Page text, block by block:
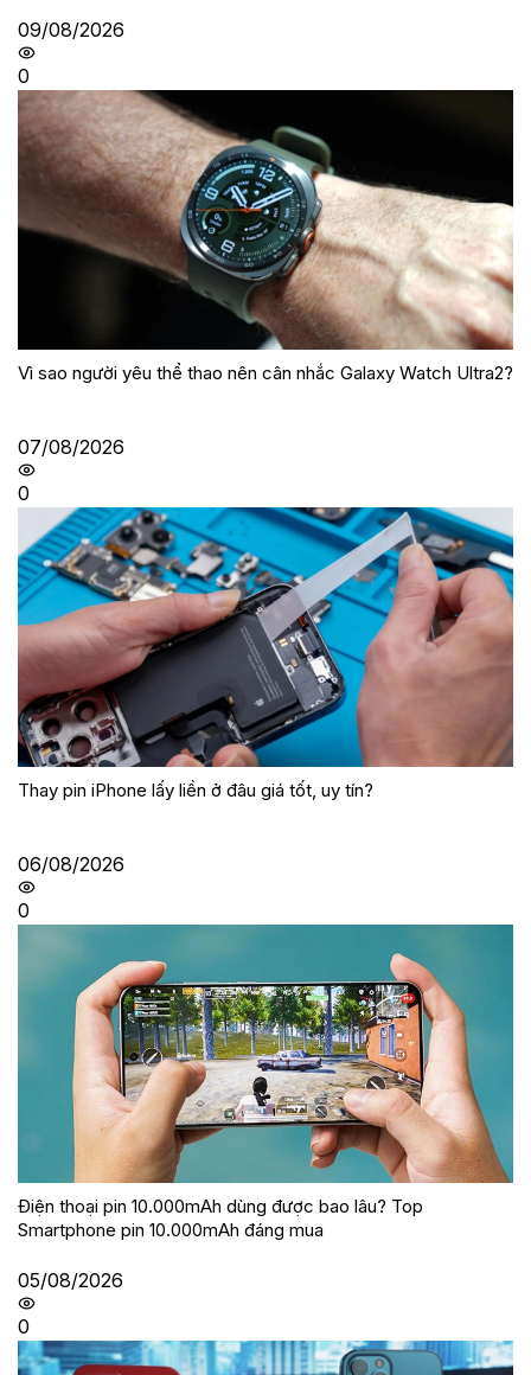
09/08/2026
0
Vì sao người yêu thể thao nên cân nhắc Galaxy Watch Ultra2?
07/08/2026
0
Thay pin iPhone lấy liền ở đâu giá tốt, uy tín?
06/08/2026
0
Điện thoại pin 10.000mAh dùng được bao lâu? Top
Smartphone pin 10.000mAh đáng mua
05/08/2026
0